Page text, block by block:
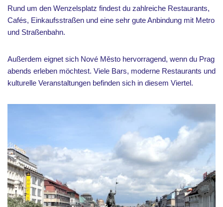
Rund um den Wenzelsplatz findest du zahlreiche Restaurants,
Cafés, Einkaufsstraßen und eine sehr gute Anbindung mit Metro
und Straßenbahn.
Außerdem eignet sich Nové Město hervorragend, wenn du Prag
abends erleben möchtest. Viele Bars, moderne Restaurants und
kulturelle Veranstaltungen befinden sich in diesem Viertel.